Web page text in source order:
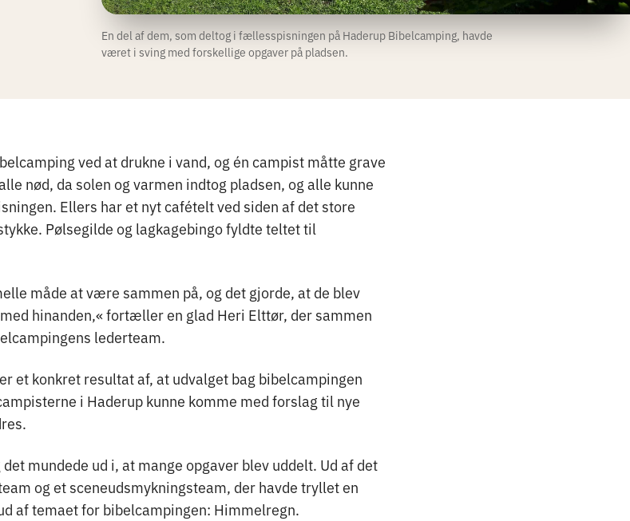
En del af dem, som deltog i fællesspisningen på Haderup Bibelcamping, havde
været i sving med forskellige opgaver på pladsen.
ved at drukne i vand, og én campist måtte grave
nød, da solen og varmen indtog pladsen, og alle kunne
Ellers har et nyt cafételt ved siden af det store
Pølsegilde og lagkagebingo fyldte teltet til
måde at være sammen på, og det gjorde, at de blev
hinanden,« fortæller en glad Heri Elttør, der sammen
lederteam.
et konkret resultat af, at udvalget bag bibelcampingen
i Haderup kunne komme med forslag til nye
mundede ud i, at mange opgaver blev uddelt. Ud af det
og et sceneudsmykningsteam, der havde tryllet en
af temaet for bibelcampingen: Himmelregn.